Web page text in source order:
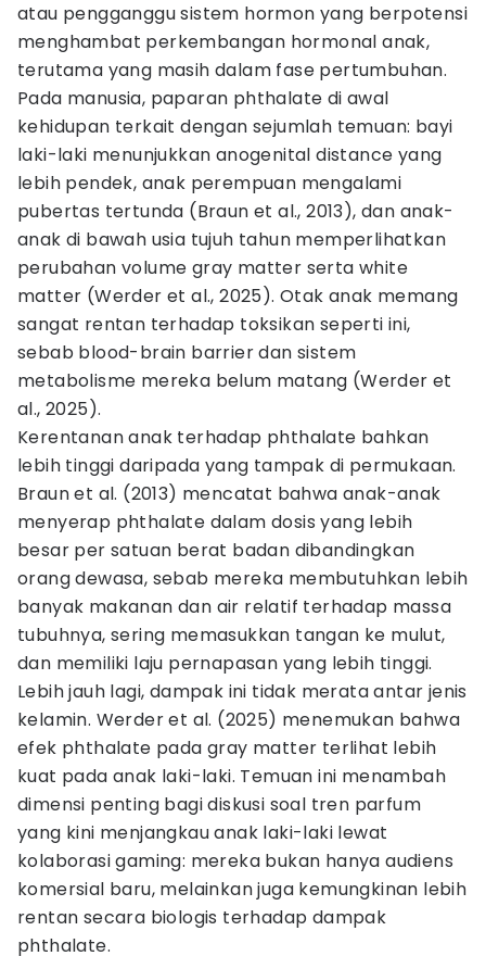
atau pengganggu sistem hormon yang berpotensi
menghambat perkembangan hormonal anak,
terutama yang masih dalam fase pertumbuhan.
Pada manusia, paparan phthalate di awal
kehidupan terkait dengan sejumlah temuan: bayi
laki-laki menunjukkan anogenital distance yang
lebih pendek, anak perempuan mengalami
pubertas tertunda (Braun et al., 2013), dan anak-
anak di bawah usia tujuh tahun memperlihatkan
perubahan volume gray matter serta white
matter (Werder et al., 2025). Otak anak memang
sangat rentan terhadap toksikan seperti ini,
sebab blood-brain barrier dan sistem
metabolisme mereka belum matang (Werder et
al., 2025).
Kerentanan anak terhadap phthalate bahkan
lebih tinggi daripada yang tampak di permukaan.
Braun et al. (2013) mencatat bahwa anak-anak
menyerap phthalate dalam dosis yang lebih
besar per satuan berat badan dibandingkan
orang dewasa, sebab mereka membutuhkan lebih
banyak makanan dan air relatif terhadap massa
tubuhnya, sering memasukkan tangan ke mulut,
dan memiliki laju pernapasan yang lebih tinggi.
Lebih jauh lagi, dampak ini tidak merata antar jenis
kelamin. Werder et al. (2025) menemukan bahwa
efek phthalate pada gray matter terlihat lebih
kuat pada anak laki-laki. Temuan ini menambah
dimensi penting bagi diskusi soal tren parfum
yang kini menjangkau anak laki-laki lewat
kolaborasi gaming: mereka bukan hanya audiens
komersial baru, melainkan juga kemungkinan lebih
rentan secara biologis terhadap dampak
phthalate.